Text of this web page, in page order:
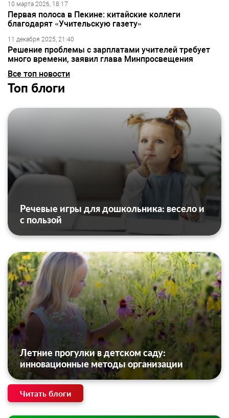
10 марта 2026, 18:17
Первая полоса в Пекине: китайские коллеги
благодарят «Учительскую газету»
11 декабря 2025, 21:40
Решение проблемы с зарплатами учителей требует
много времени, заявил глава Минпросвещения
Все топ новости
Топ блоги
Речевые игры для дошкольника: весело и
с пользой
Летние прогулки в детском саду:
инновационные методы организации
Читать блоги